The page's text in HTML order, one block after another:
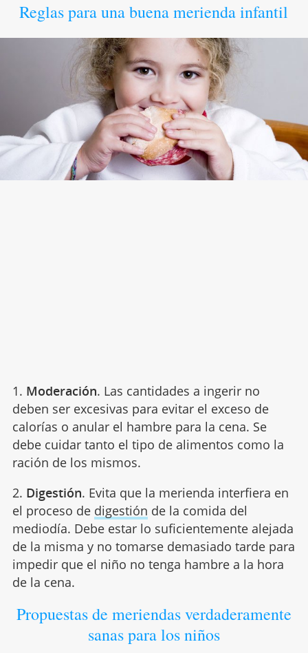
Reglas para una buena merienda infantil
1. Moderación. Las cantidades a ingerir no
deben ser excesivas para evitar el exceso de
calorías o anular el hambre para la cena. Se
debe cuidar tanto el tipo de alimentos como la
ración de los mismos.
2. Digestión. Evita que la merienda interfiera en
el proceso de digestión de la comida del
mediodía. Debe estar lo suficientemente alejada
de la misma y no tomarse demasiado tarde para
impedir que el niño no tenga hambre a la hora
de la cena.
Propuestas de meriendas verdaderamente
sanas para los niños